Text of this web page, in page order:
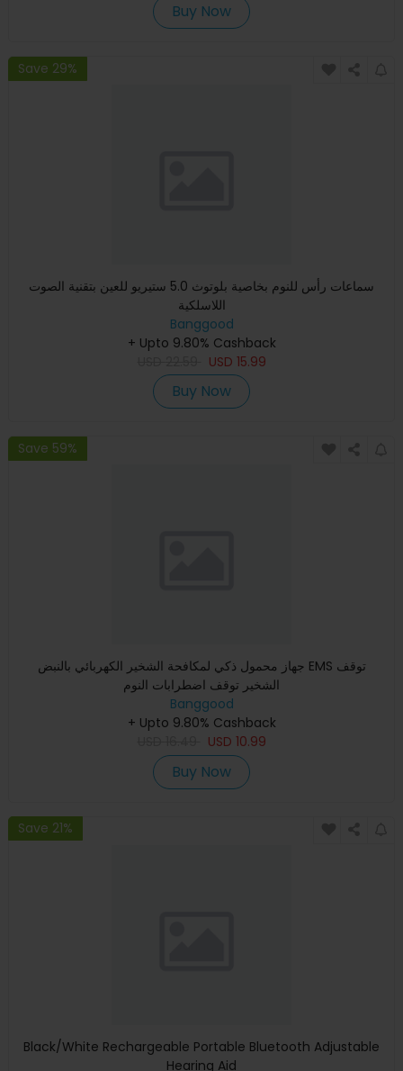
Buy Now
Save 29%
سماعات رأس للنوم بخاصية بلوتوث 5.0 ستيريو للعين بتقنية الصوت
اللاسلكية
Banggood
+ Upto 9.80% Cashback
USD 15.99
Buy Now
Save 59%
جهاز محمول ذكي لمكافحة الشخير الكهربائي بالنبض EMS توقف
الشخير توقف اضطرابات النوم
Banggood
+ Upto 9.80% Cashback
USD 10.99
Buy Now
Save 21%
Black/White Rechargeable Portable Bluetooth Adjustable
Hearing Aid